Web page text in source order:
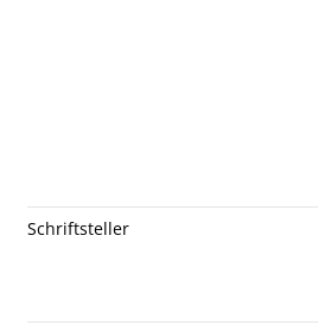
Schriftsteller